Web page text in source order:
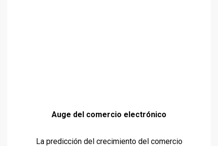
Auge del comercio electrónico
La predicción del crecimiento del comercio